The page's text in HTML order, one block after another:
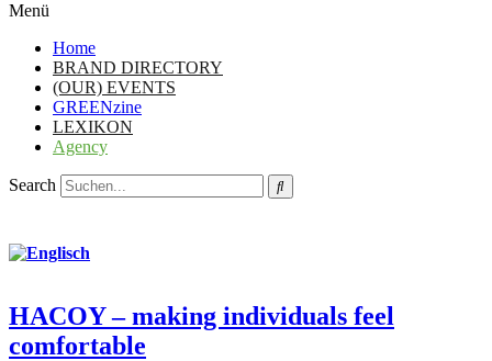
Menü
Home
BRAND DIRECTORY
(OUR) EVENTS
GREENzine
LEXIKON
Agency
Search
HACOY – making individuals feel
comfortable